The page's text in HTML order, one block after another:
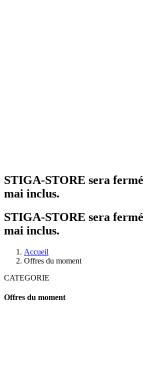
STIGA-STORE sera
mai inclus.
STIGA-STORE sera
mai inclus.
Accueil
Offres du moment
CATEGORIE
Offres du moment